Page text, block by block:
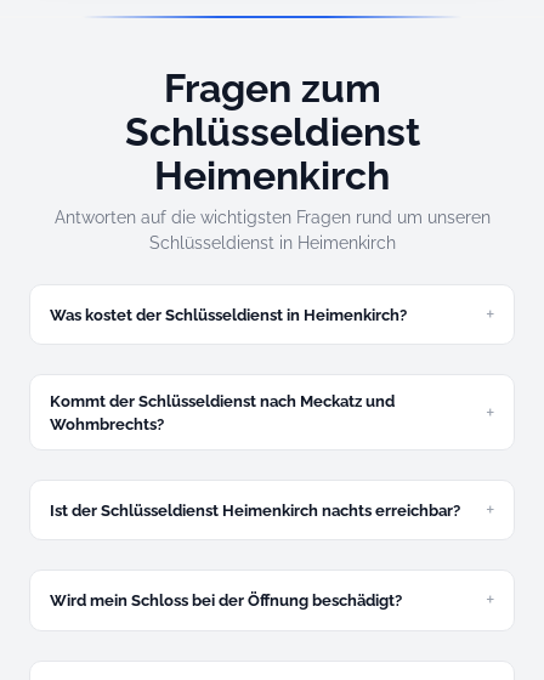
Fragen zum
Schlüsseldienst
Heimenkirch
Antworten auf die wichtigsten Fragen rund um unseren
Schlüsseldienst in Heimenkirch
Was kostet der Schlüsseldienst in Heimenkirch?
verbindlich und ohne Aufschlag.
Kommt der Schlüsseldienst nach Meckatz und
Wohmbrechts?
ohne Extra-Anfahrt.
Ist der Schlüsseldienst Heimenkirch nachts erreichbar?
und 6 Uhr – vorab am Telefon mitgeteilt.
Wird mein Schloss bei der Öffnung beschädigt?
Spezialwerkzeug ist unser Standard.